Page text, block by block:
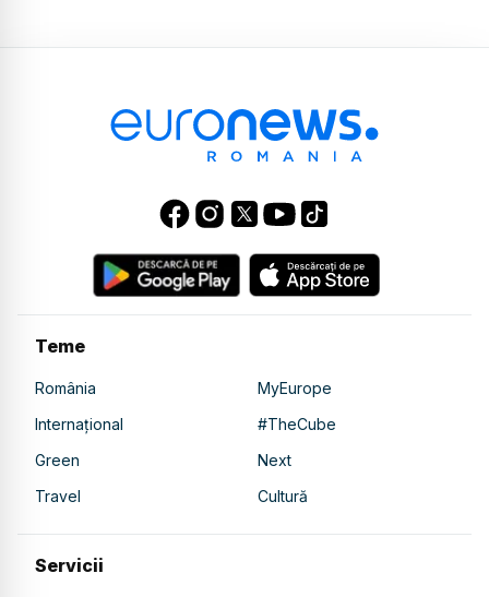
Teme
România
MyEurope
Internațional
#TheCube
Green
Next
Travel
Cultură
Servicii